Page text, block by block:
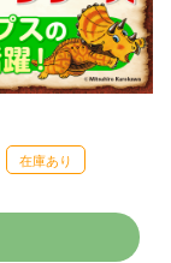
在庫あり